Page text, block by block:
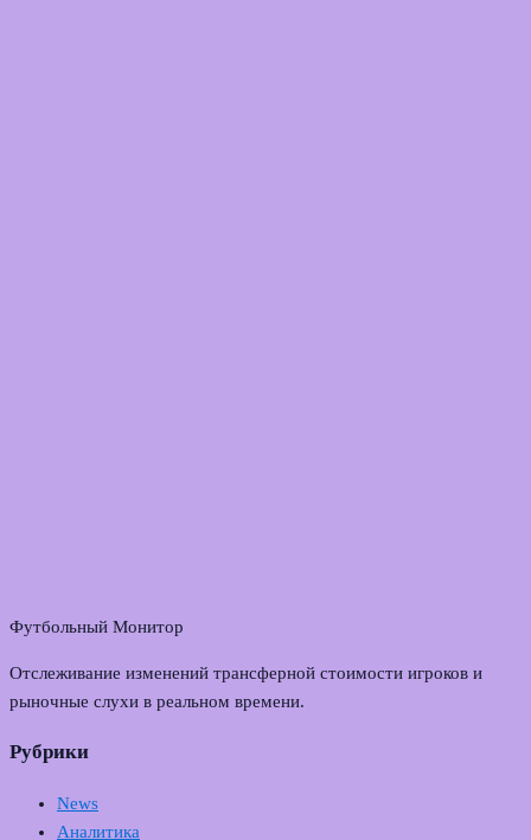
Футбольный Монитор
Отслеживание изменений трансферной стоимости игроков и
рыночные слухи в реальном времени.
Рубрики
News
Аналитика